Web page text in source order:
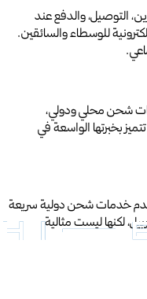
التوصيل، والدفع عند
للوسطاء والسائقين.
خدمات شحن محلي ودولي،
بخبرتها الواسعة في
خدمات شحن دولية سريعة
لكنها ليست مثالية